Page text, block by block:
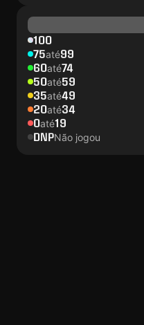
100
75até99
60até74
50até59
35até49
20até34
0até19
DNPNão jogou